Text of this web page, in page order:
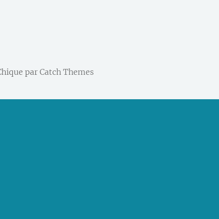
par Catch Themes